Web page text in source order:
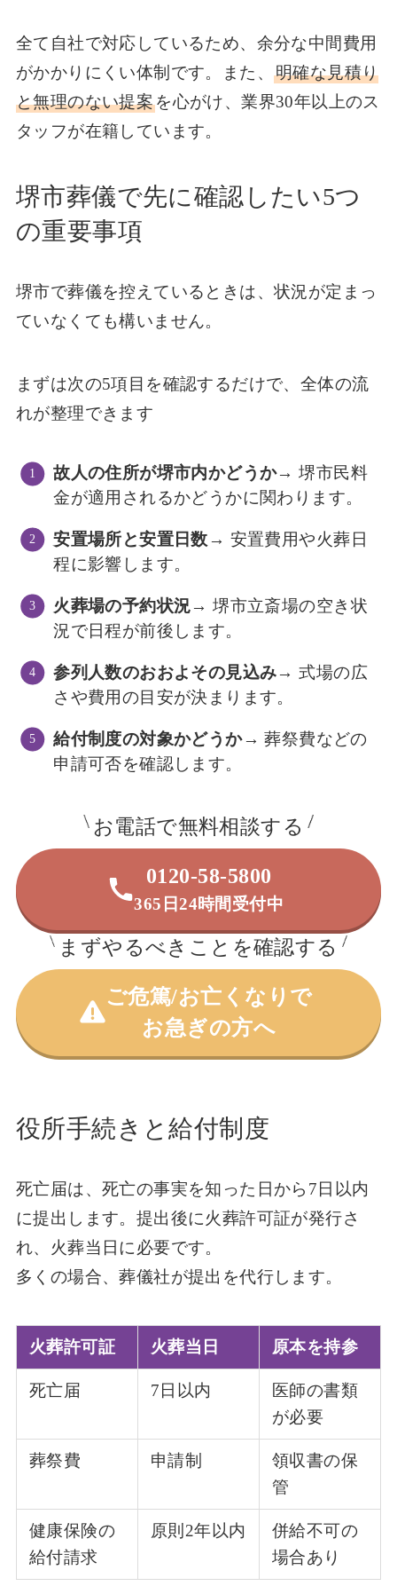
全て自社で対応しているため、余分な中間費用
がかかりにくい体制です。また、 明確な見積り
と無理のない提案を心がけ、業界30年以上のス
タッフが在籍しています。
堺市葬儀で先に確認したい5つ
の重要事項
堺市で葬儀を控えているときは、状況が定まっ
ていなくても構いません。
まずは次の5項目を確認するだけで、全体の流
れが整理できます
故人の住所が堺市内かどうか→ 堺市民料
金が適用されるかどうかに関わります。
安置場所と安置日数→ 安置費用や火葬日
程に影響します。
火葬場の予約状況→ 堺市立斎場の空き状
況で日程が前後します。
参列人数のおおよその見込み→ 式場の広
さや費用の目安が決まります。
給付制度の対象かどうか→ 葬祭費などの
申請可否を確認します。
お電話で無料相談する
0120-58-5800
365日24時間受付中
まずやるべきことを確認する
ご危篤/お亡くなりで
お急ぎの方へ
役所手続きと給付制度
死亡届は、死亡の事実を知った日から7日以内
に提出します。提出後に火葬許可証が発行さ
れ、火葬当日に必要です。
多くの場合、葬儀社が提出を代行します。
火葬許可証 火葬当日 原本を持参
死亡届 7日以内
医師の書類
が必要
葬祭費 申請制
領収書の保
管
健康保険の
給付請求
原則2年以内
併給不可の
場合あり